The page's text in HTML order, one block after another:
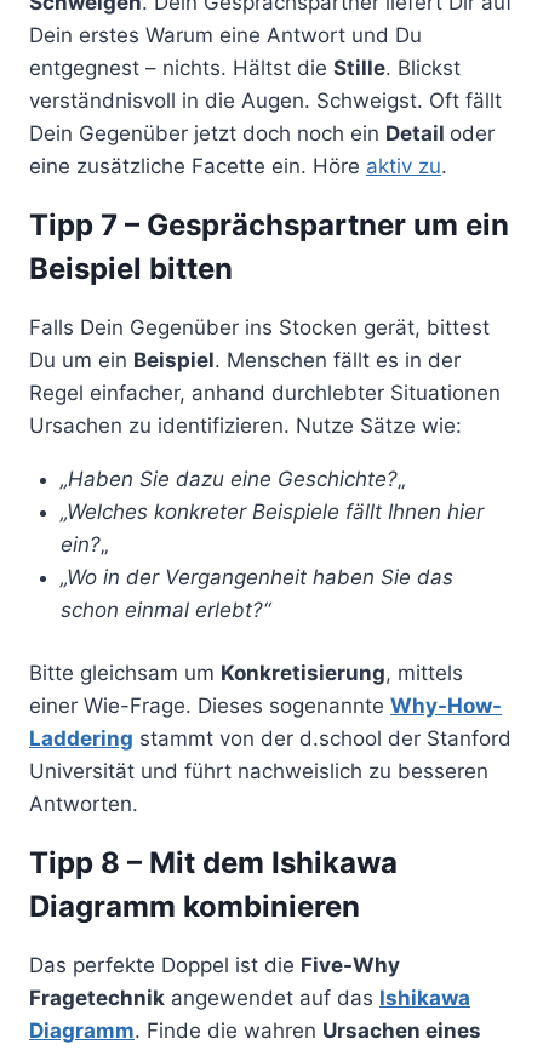
Dein erstes Warum eine Antwort und Du
entgegnest – nichts. Hältst die Stille. Blickst
verständnisvoll in die Augen. Schweigst. Oft fällt
Dein Gegenüber jetzt doch noch ein Detail oder
eine zusätzliche Facette ein. Höre aktiv zu.
Tipp 7 – Gesprächspartner um ein
Beispiel bitten
Falls Dein Gegenüber ins Stocken gerät, bittest
Du um ein Beispiel. Menschen fällt es in der
Regel einfacher, anhand durchlebter Situationen
Ursachen zu identifizieren. Nutze Sätze wie:
„Haben Sie dazu eine Geschichte?„
„Welches konkreter Beispiele fällt Ihnen hier
ein?„
„Wo in der Vergangenheit haben Sie das
schon einmal erlebt?“
Bitte gleichsam um Konkretisierung, mittels
einer Wie-Frage. Dieses sogenannte Why-How-
Laddering stammt von der d.school der Stanford
Universität und führt nachweislich zu besseren
Antworten.
Tipp 8 – Mit dem Ishikawa
Diagramm kombinieren
Das perfekte Doppel ist die Five-Why
Fragetechnik angewendet auf das Ishikawa
Diagramm. Finde die wahren Ursachen eines